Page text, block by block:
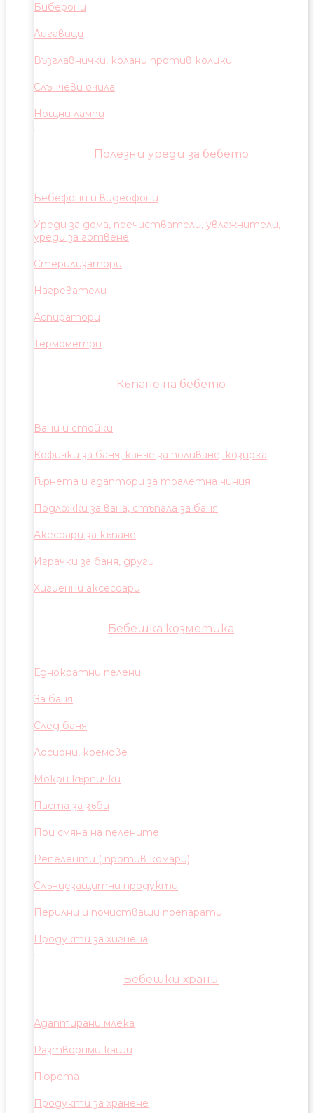
Биберони
Лигавици
Възглавнички, колани против колики
Слънчеви очила
Нощни лампи
Полезни уреди за бебето
Бебефони и видеофони
Уреди за дома, пречистватели, увлажнители,
уреди за готвене
Стерилизатори
Нагреватели
Аспиратори
Термометри
Къпане на бебето
Вани и стойки
Кофички за баня, канче за поливане, козирка
Гърнета и адаптори за тоалетна чиния
Подложки за вана, стъпала за баня
Акесоари за къпане
Играчки за баня, други
Хигиенни аксесоари
Бебешка козметика
Еднократни пелени
За баня
След баня
Лосиони, кремове
Мокри кърпички
Паста за зъби
При смяна на пелените
Репеленти ( против комари)
Слънцезащитни продукти
Перилни и почистващи препарати
Продукти за хигиена
Бебешки храни
Адаптирани млека
Разтворими каши
Пюрета
Продукти за хранене